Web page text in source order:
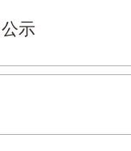
示